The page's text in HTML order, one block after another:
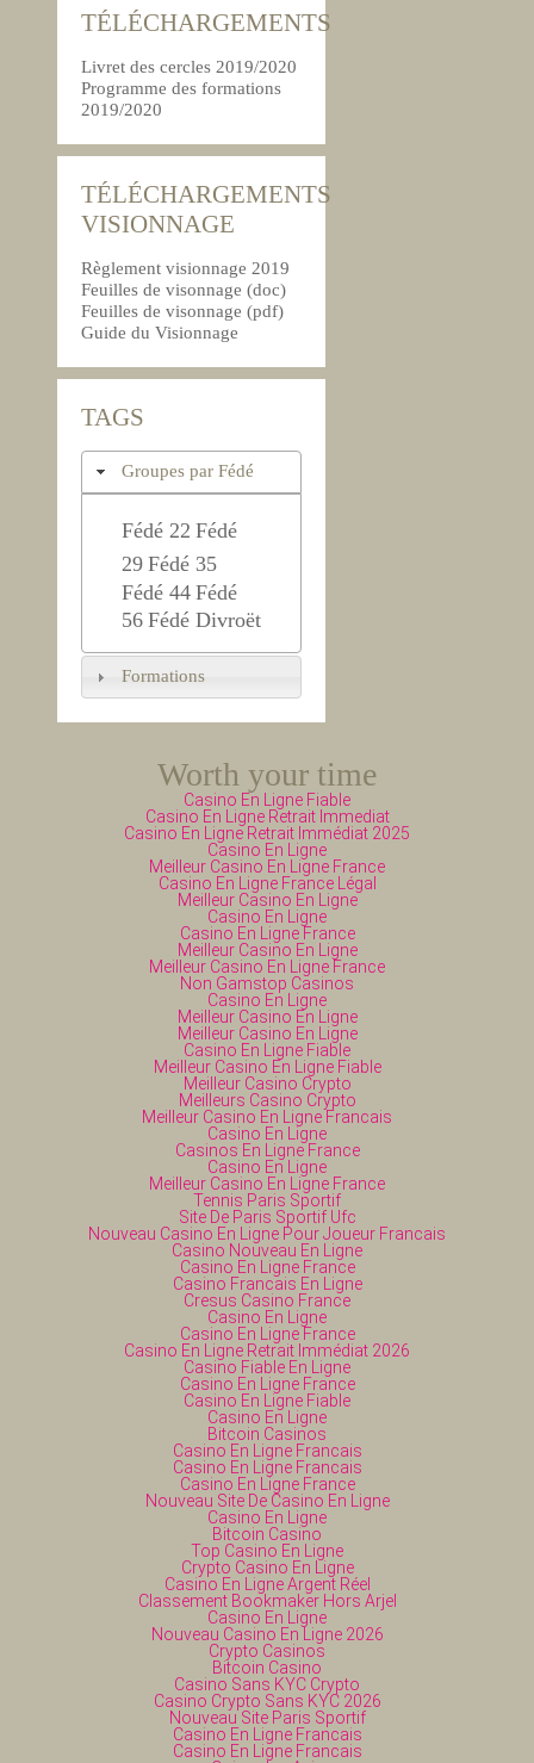
TÉLÉCHARGEMENTS
Livret des cercles 2019/2020
Programme des formations
2019/2020
TÉLÉCHARGEMENTS
VISIONNAGE
Règlement visionnage 2019
Feuilles de visonnage (doc)
Feuilles de visonnage (pdf)
Guide du Visionnage
TAGS
Groupes par Fédé
Fédé 22 Fédé
29 Fédé 35
Fédé 44 Fédé
56 Fédé Divroët
Formations
Worth your time
Casino En Ligne Fiable
Casino En Ligne Retrait Immediat
Casino En Ligne Retrait Immédiat 2025
Casino En Ligne
Meilleur Casino En Ligne France
Casino En Ligne France Légal
Meilleur Casino En Ligne
Casino En Ligne
Casino En Ligne France
Meilleur Casino En Ligne
Meilleur Casino En Ligne France
Non Gamstop Casinos
Casino En Ligne
Meilleur Casino En Ligne
Meilleur Casino En Ligne
Casino En Ligne Fiable
Meilleur Casino En Ligne Fiable
Meilleur Casino Crypto
Meilleurs Casino Crypto
Meilleur Casino En Ligne Francais
Casino En Ligne
Casinos En Ligne France
Casino En Ligne
Meilleur Casino En Ligne France
Tennis Paris Sportif
Site De Paris Sportif Ufc
Nouveau Casino En Ligne Pour Joueur Francais
Casino Nouveau En Ligne
Casino En Ligne France
Casino Francais En Ligne
Cresus Casino France
Casino En Ligne
Casino En Ligne France
Casino En Ligne Retrait Immédiat 2026
Casino Fiable En Ligne
Casino En Ligne France
Casino En Ligne Fiable
Casino En Ligne
Bitcoin Casinos
Casino En Ligne Francais
Casino En Ligne Francais
Casino En Ligne France
Nouveau Site De Casino En Ligne
Casino En Ligne
Bitcoin Casino
Top Casino En Ligne
Crypto Casino En Ligne
Casino En Ligne Argent Réel
Classement Bookmaker Hors Arjel
Casino En Ligne
Nouveau Casino En Ligne 2026
Crypto Casinos
Bitcoin Casino
Casino Sans KYC Crypto
Casino Crypto Sans KYC 2026
Nouveau Site Paris Sportif
Casino En Ligne Francais
Casino En Ligne Francais